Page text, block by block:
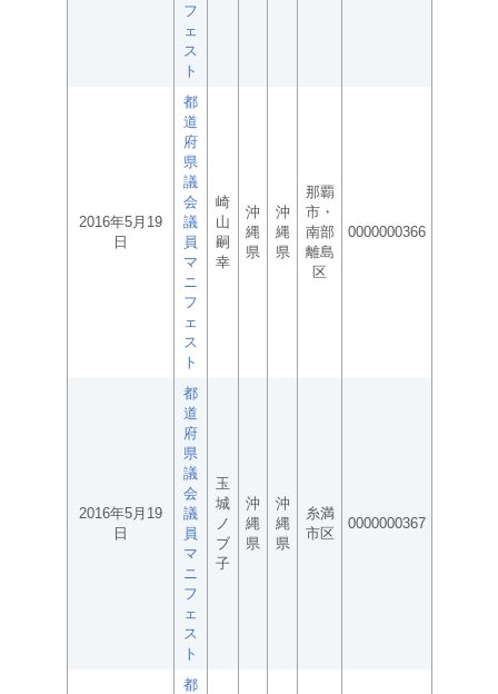
フ
ェ
ス
ト
2016年5月19
日
都
道
府
県
議
会
議
員
マ
ニ
フ
ェ
ス
ト
崎
山
嗣
幸
沖
縄
県
沖
縄
県
那覇
市・
南部
離島
区
0000000366
2016年5月19
日
都
道
府
県
議
会
議
員
マ
ニ
フ
ェ
ス
ト
玉
城
ノ
ブ
子
沖
縄
県
沖
縄
県
糸満
市区
0000000367
都